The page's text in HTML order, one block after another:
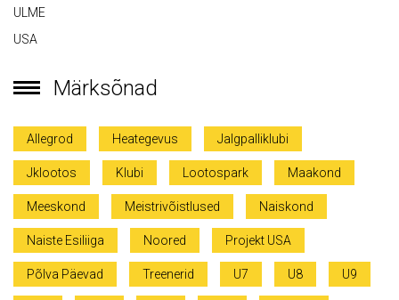
ULME
USA
Märksõnad
Allegrod Heategevus Jalgpalliklubi
Jklootos Klubi Lootospark Maakond
Meeskond Meistrivõistlused Naiskond
Naiste Esiliiga Noored Projekt USA
Põlva Päevad Treenerid U7 U8 U9